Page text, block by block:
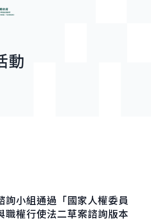
動
詢小組通過「國家人權委員
職權行使法二草案諮詢版本